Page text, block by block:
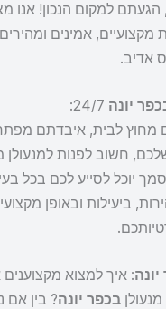
למקום הנכון! אנו
מקצועיים, אמינים
אדיב.
יונה 24/7:
מחוץ לבית, איבדתם מפתח
חשוב לפנות למנעולן
יוכל לסייע לכם בכל
ביעילות ובאופן
: איך למצוא מקצוענים
בכפר יונה? בין אם